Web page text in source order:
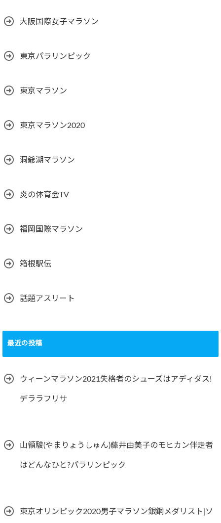
大阪国際女子マラソン
東京パラリンピック
東京マラソン
東京マラソン2020
洞爺湖マラソン
炎の体育会TV
福岡国際マラソン
箱根駅伝
話題アスリート
最近の投稿
ウィーンマラソン2021失格者のシューズはアディダス!
デララフリサ
山領駿(やまりょうしゅん)藤井由美子のモヒカン伴走者
はどんなひと?パラリンピック
東京オリンピック2020男子マラソン銀銅メダリスト|ソ